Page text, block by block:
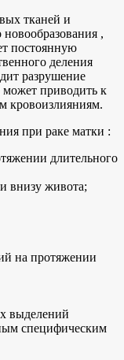
тканей и
новообразования ,
постоянную
деления
разрушение
может приводить к
кровоизлияниям.
при раке матки :
длительного
внизу живота;
на протяжении
выделений
специфическим